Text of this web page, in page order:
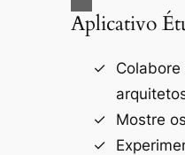
Aplicativo
Mostre